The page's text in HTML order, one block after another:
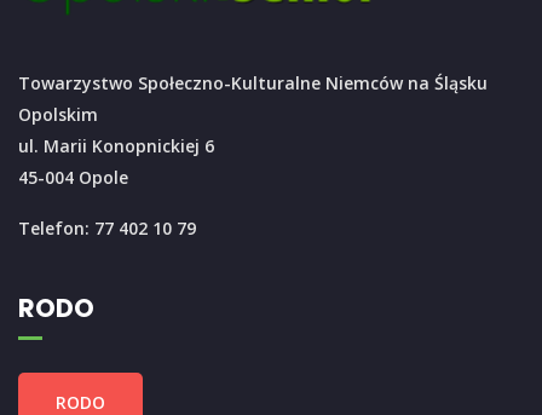
Towarzystwo Społeczno-Kulturalne Niemców na Śląsku
Opolskim
ul. Marii Konopnickiej 6
45-004 Opole
Telefon: 77 402 10 79
RODO
RODO